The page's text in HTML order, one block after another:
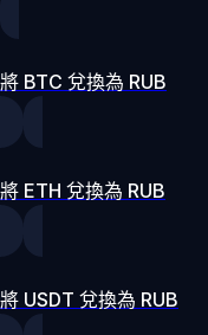
將 BTC 兌換為 RUB
將 ETH 兌換為 RUB
將 USDT 兌換為 RUB